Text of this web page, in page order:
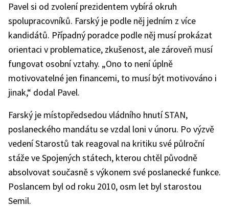
Pavel si od zvolení prezidentem vybírá okruh
spolupracovníků. Farský je podle něj jedním z více
kandidátů. Případný poradce podle něj musí prokázat
orientaci v problematice, zkušenost, ale zároveň musí
fungovat osobní vztahy. „Ono to není úplně
motivovatelné jen financemi, to musí být motivováno i
jinak,“ dodal Pavel.
Farský je místopředsedou vládního hnutí STAN,
poslaneckého mandátu se vzdal loni v únoru. Po výzvě
vedení Starostů tak reagoval na kritiku své půlroční
stáže ve Spojených státech, kterou chtěl původně
absolvovat současně s výkonem své poslanecké funkce.
Poslancem byl od roku 2010, osm let byl starostou
Semil.